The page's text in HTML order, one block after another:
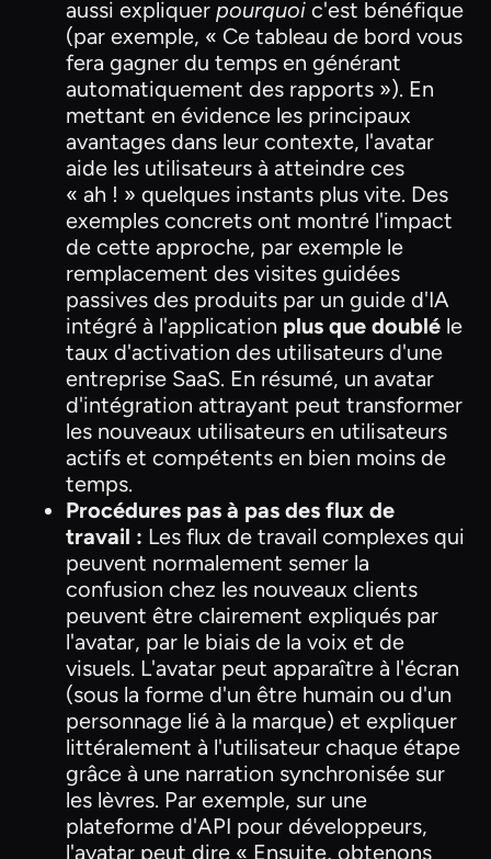
aussi expliquer pourquoi c'est bénéfique
(par exemple, « Ce tableau de bord vous
fera gagner du temps en générant
automatiquement des rapports »). En
mettant en évidence les principaux
avantages dans leur contexte, l'avatar
aide les utilisateurs à atteindre ces
« ah ! » quelques instants plus vite. Des
exemples concrets ont montré l'impact
de cette approche, par exemple le
remplacement des visites guidées
passives des produits par un guide d'IA
intégré à l'application plus que doublé le
taux d'activation des utilisateurs d'une
entreprise SaaS. En résumé, un avatar
d'intégration attrayant peut transformer
les nouveaux utilisateurs en utilisateurs
actifs et compétents en bien moins de
temps.
Procédures pas à pas des flux de
travail : Les flux de travail complexes qui
peuvent normalement semer la
confusion chez les nouveaux clients
peuvent être clairement expliqués par
l'avatar, par le biais de la voix et de
visuels. L'avatar peut apparaître à l'écran
(sous la forme d'un être humain ou d'un
personnage lié à la marque) et expliquer
littéralement à l'utilisateur chaque étape
grâce à une narration synchronisée sur
les lèvres. Par exemple, sur une
plateforme d'API pour développeurs,
l'avatar peut dire « Ensuite, obtenons